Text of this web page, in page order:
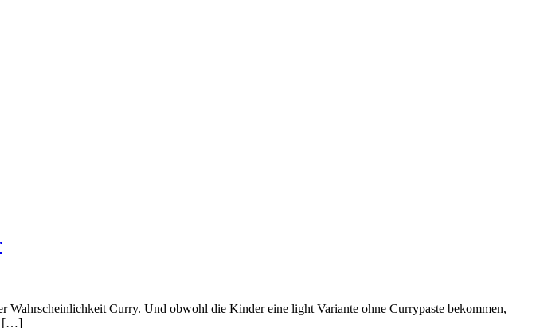
Wahrscheinlichkeit Curry. Und obwohl die Kinder eine light Variante ohne Currypaste bekommen,
[…]